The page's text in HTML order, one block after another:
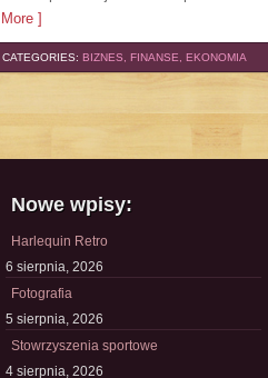
More ]
CATEGORIES: BIZNES, FINANSE, EKONOMIA
Nowe wpisy:
Harlequin Retro
6 sierpnia, 2026
Fotografia
5 sierpnia, 2026
Stowrzyszenia sportowe
4 sierpnia, 2026